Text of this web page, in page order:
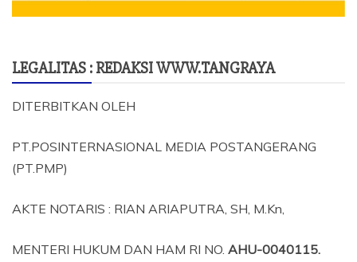
LEGALITAS : REDAKSI WWW.TANGRAYA
DITERBITKAN OLEH
PT.POSINTERNASIONAL MEDIA POSTANGERANG
(PT.PMP)
AKTE NOTARIS : RIAN ARIAPUTRA, SH, M.Kn,
MENTERI HUKUM DAN HAM RI NO. AHU-0040115.